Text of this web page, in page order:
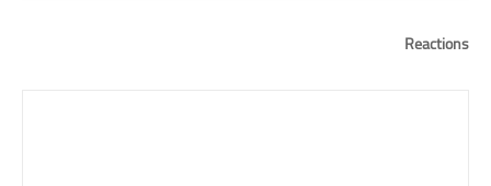
Reactions